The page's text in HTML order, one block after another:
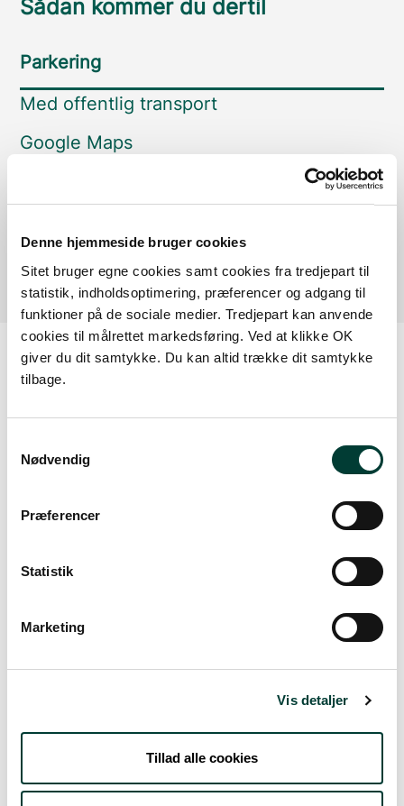
Denne hjemmeside bruger cookies
Sitet bruger egne cookies samt cookies fra tredjepart til
statistik, indholdsoptimering, præferencer og adgang til
funktioner på de sociale medier. Tredjepart kan anvende
cookies til målrettet markedsføring. Ved at klikke OK
giver du dit samtykke. Du kan altid trække dit samtykke
tilbage.
Nødvendig
Præferencer
Statistik
Marketing
Vis detaljer
Tillad alle cookies
Sådan kommer du dertil
Parkering
Med offentlig transport
Google Maps
Læs mere
Vejrudsigt
Fre. 7.Aug
skydække